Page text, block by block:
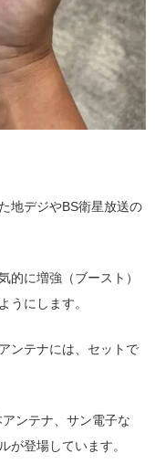
地デジやBS衛星放送の
的に増強（ブースト）
うにします。
ンテナには、セットで
ンテナ、サン電子な
が登場しています。